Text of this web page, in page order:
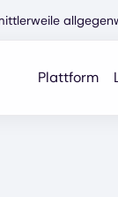
Plattform